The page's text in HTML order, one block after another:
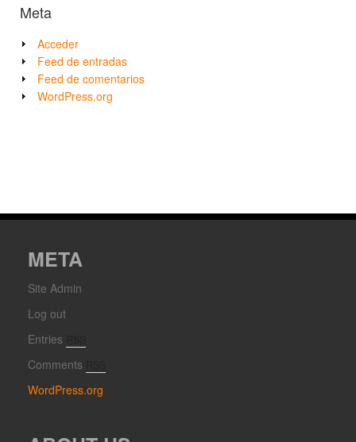
Meta
Acceder
Feed de entradas
Feed de comentarios
WordPress.org
META
Site Admin
Log out
Entries
Comments
WordPress.org